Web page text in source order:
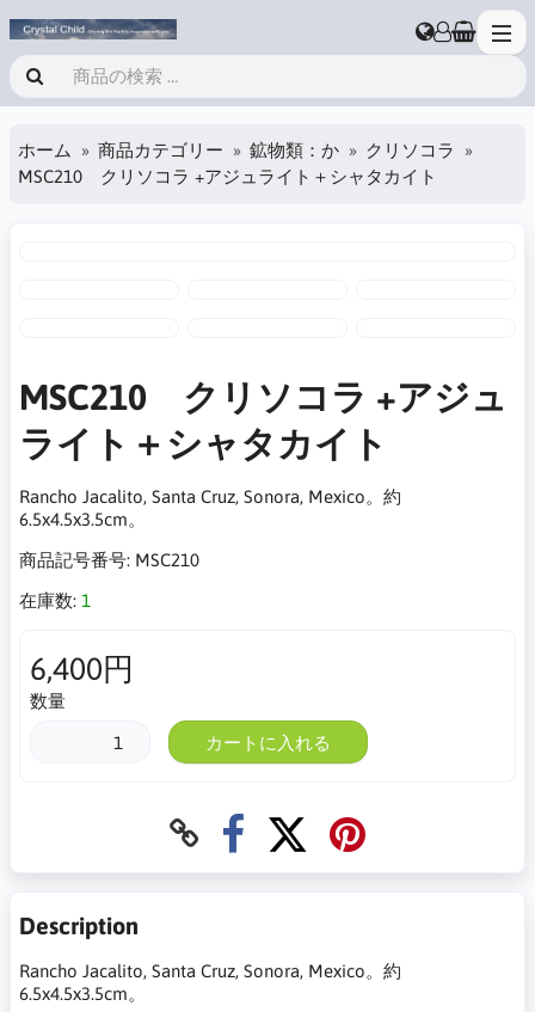
ホーム 商品カテゴリー 鉱物類：か
クリソコラ
MSC210 クリソコラ +アジュライト＋シャタカイト
MSC210 クリソコラ +アジュ
ライト＋シャタカイト
Rancho Jacalito, Santa Cruz, Sonora, Mexico。約
6.5x4.5x3.5cm。
商品記号番号: MSC210
在庫数: 1
6,400円
数量
カートに入れる
Description
Rancho Jacalito, Santa Cruz, Sonora, Mexico。約
6.5x4.5x3.5cm。